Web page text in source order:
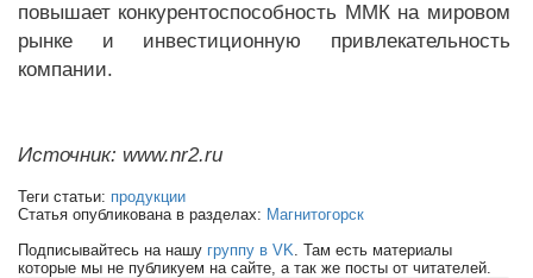
повышает конкурентоспособность ММК на мировом
рынке и инвестиционную привлекательность
компании.
Источник: www.nr2.ru
Теги статьи: продукции
Статья опубликована в разделах: Магнитогорск
Подписывайтесь на нашу группу в VK. Там есть материалы
которые мы не публикуем на сайте, а так же посты от читателей.